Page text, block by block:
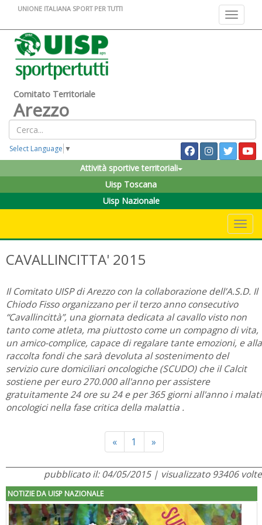
Toggle
UNIONE ITALIANA SPORT PER TUTTI
Comitato Territoriale
Arezzo
Select Language ▼
Attività sportive territoriali
Uisp Toscana
Uisp Nazionale
CAVALLINCITTA' 2015
Il Comitato UISP di Arezzo con la collaborazione dell’A.S.D. Il
Chiodo Fisso organizzano per il terzo anno consecutivo
“Cavallincittà”, una giornata dedicata al cavallo visto non
tanto come atleta, ma piuttosto come un compagno di vita,
un amico-complice, capace di regalare tante emozioni, e alla
raccolta fondi che sarà devoluta al sostenimento del
servizio cure domiciliari oncologiche (SCUDO) che il Calcit
sostiene per euro 270.000 all'anno per assistere
gratuitamente 24 ore su 24 e per 365 giorni all'anno i malati
oncologici nella fase critica della malattia .
«Previous
1 »Next
pubblicato il: 04/05/2015 | visualizzato 93406 volte
NOTIZIE DA UISP NAZIONALE